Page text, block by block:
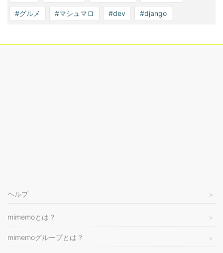
#グルメ #マシュマロ #dev #django
ヘルプ
mimemoとは？
mimemoグループとは？